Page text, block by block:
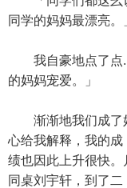
同学的妈妈最漂亮。
我自豪地点了点.
的妈妈宠爱。」
渐渐地我们成了
心给我解释，我的成
绩也因此上升很快
同桌刘宇轩，到了二